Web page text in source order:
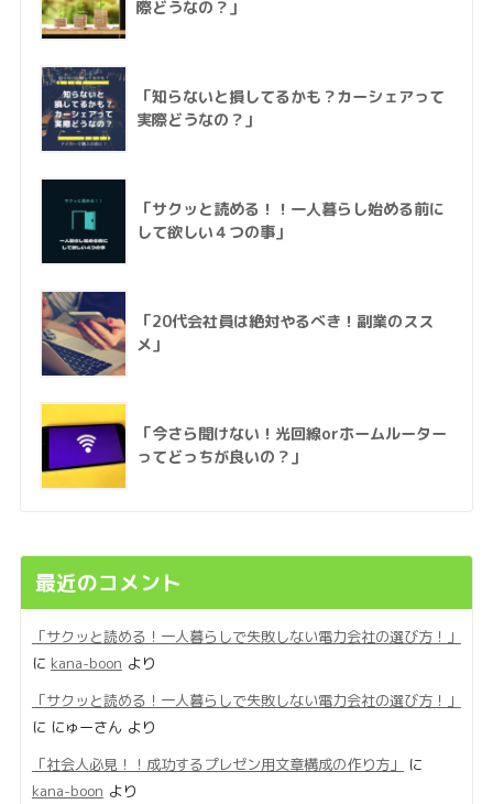
際どうなの？」
「知らないと損してるかも？カーシェアって
実際どうなの？」
「サクッと読める！！一人暮らし始める前に
して欲しい４つの事」
「20代会社員は絶対やるべき！副業のスス
メ」
「今さら聞けない！光回線orホームルーター
ってどっちが良いの？」
最近のコメント
「サクッと読める！一人暮らしで失敗しない電力会社の選び方！」
に kana-boon より
「サクッと読める！一人暮らしで失敗しない電力会社の選び方！」
に にゅーさんより
「社会人必見！！成功するプレゼン用文章構成の作り方」
に
kana-boon より